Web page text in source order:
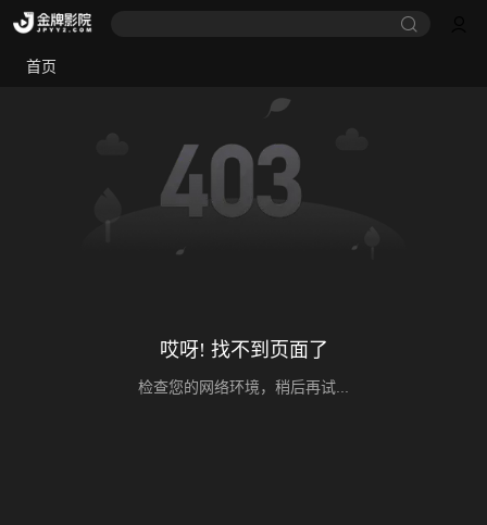
首页
哎呀! 找不到页面了
检查您的网络环境，稍后再试...